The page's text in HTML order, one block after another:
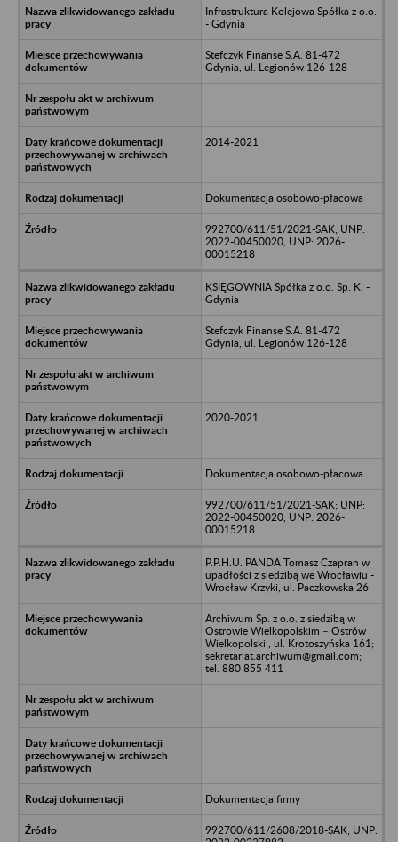
Infrastruktura Kolejowa Spółka z o.o.
- Gdynia
Stefczyk Finanse S.A. 81-472
Gdynia, ul. Legionów 126-128
2014-2021
Dokumentacja osobowo-płacowa
992700/611/51/2021-SAK; UNP:
2022-00450020, UNP: 2026-
00015218
KSIĘGOWNIA Spółka z o.o. Sp. K. -
Gdynia
Stefczyk Finanse S.A. 81-472
Gdynia, ul. Legionów 126-128
2020-2021
Dokumentacja osobowo-płacowa
992700/611/51/2021-SAK; UNP:
2022-00450020, UNP: 2026-
00015218
P.P.H.U. PANDA Tomasz Czapran w
upadłości z siedzibą we Wrocławiu -
Wrocław Krzyki, ul. Paczkowska 26
Archiwum Sp. z o.o. z siedzibą w
Ostrowie Wielkopolskim – Ostrów
Wielkopolski , ul. Krotoszyńska 161;
sekretariat.archiwum@gmail.com;
tel. 880 855 411
Dokumentacja firmy
992700/611/2608/2018-SAK; UNP: